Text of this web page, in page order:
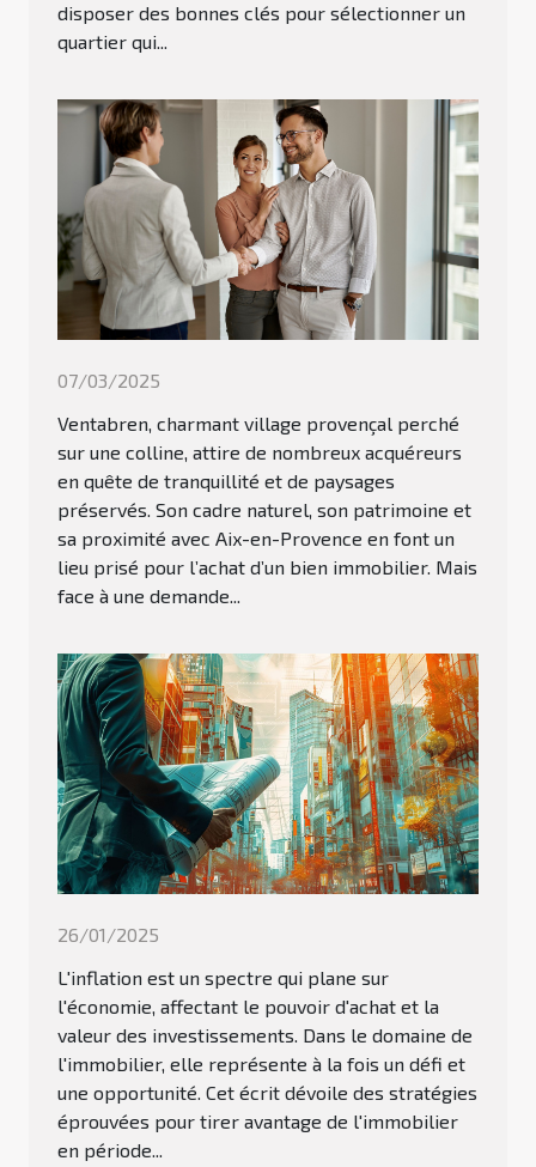
disposer des bonnes clés pour sélectionner un
quartier qui...
07/03/2025
Ventabren, charmant village provençal perché
sur une colline, attire de nombreux acquéreurs
en quête de tranquillité et de paysages
préservés. Son cadre naturel, son patrimoine et
sa proximité avec Aix-en-Provence en font un
lieu prisé pour l’achat d’un bien immobilier. Mais
face à une demande...
26/01/2025
L'inflation est un spectre qui plane sur
l'économie, affectant le pouvoir d'achat et la
valeur des investissements. Dans le domaine de
l'immobilier, elle représente à la fois un défi et
une opportunité. Cet écrit dévoile des stratégies
éprouvées pour tirer avantage de l'immobilier
en période...